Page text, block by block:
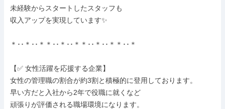
未経験からスタートしたスタッフも
収入アップを実現しています✨
＊･･＊･･＊＊･･＊･･＊＊･･＊･･＊＊･･＊
【✅ 女性活躍を応援する企業】
女性の管理職の割合が約3割と積極的に登用しております。
早い方だと入社から2年で役職に就くなど
頑張りが評価される職場環境になります。